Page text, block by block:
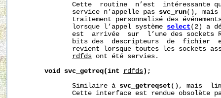
Cette  routine  n’est  intéressante
              service n’appelle pas
svc_run(), mais
traitement personnalisé des
              lorsque l’appel système
select (2) a
est  arrivée  sur  l’une des sockets
bits des  descripteurs  de  fichier
revient lorsque toutes les sockets
rdfds ont été servies.
void
svc_getreq(int rdfds );
              Similaire à
svc_getreqset (), mais
Cette interface est rendue obsolète